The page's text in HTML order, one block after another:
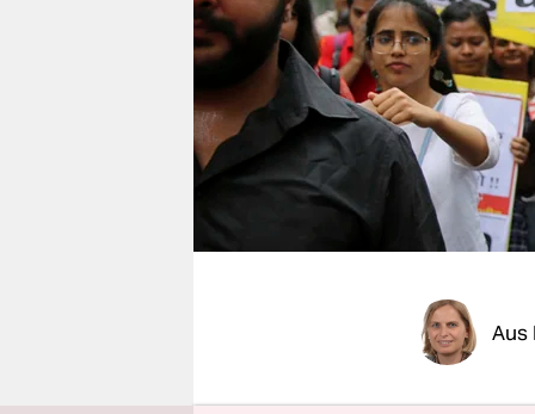
veranstaltungen
shop
fragen & hilfe
unterstützen
genossenschaft
Aus